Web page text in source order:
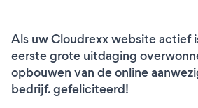
Als uw Cloudrexx website actief
eerste grote uitdaging
opbouwen van de online
bedrijf. gefeliciteerd!